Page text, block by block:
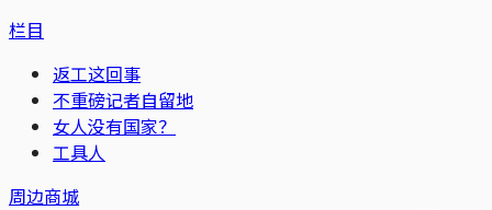
栏目
返工这回事
不重磅记者自留地
女人没有国家？
工具人
周边商城